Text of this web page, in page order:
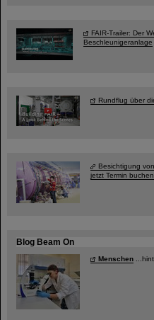
FAIR-Trailer: Der
Beschleunigeranlage
Rundflug über
Besichtigung
jetzt Termin
Blog Beam On
Menschen